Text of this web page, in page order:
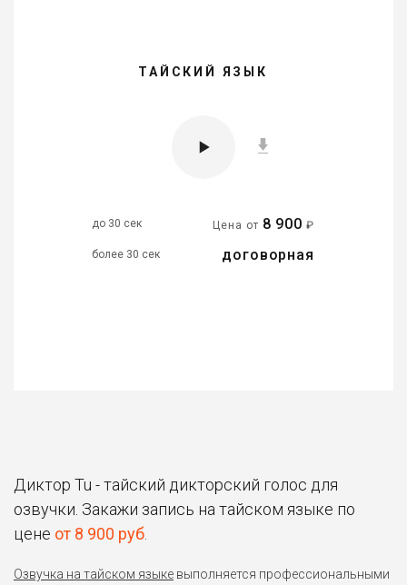
ТАЙСКИЙ ЯЗЫК
до 30 сек Цена от 8 900 ₽
более 30 сек договорная
Диктор Tu - тайский дикторский голос для
озвучки. Закажи запись на тайском языке по
цене от 8 900 руб
Озвучка на тайском языке выполняется профессиональными